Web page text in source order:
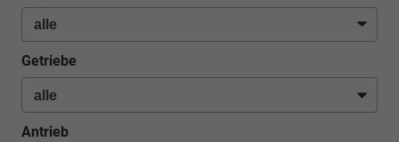
Getriebe
Antrieb